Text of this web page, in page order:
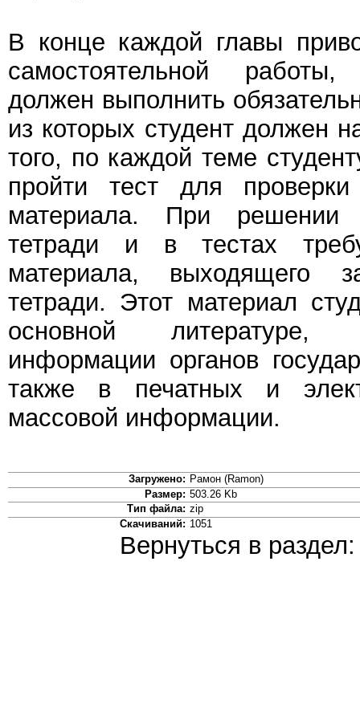
В конце каждой главы
самостоятельной
должен выполнить
из которых студент должен
того, по каждой теме
пройти тест для
материала. При
тетради и в тестах
материала, выходящего
тетради. Этот материал
основной
информации органов
также в печатных и
массовой информации.
Загружено: Рамон (Ramon)
Размер: 503.26 Kb
Тип файла: zip
Скачиваний: 1051
Вернуться в